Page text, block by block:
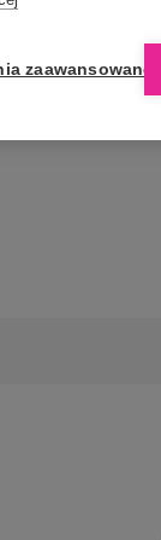
zaawansowane